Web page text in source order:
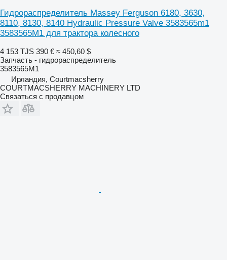
Гидрораспределитель Massey Ferguson 6180, 3630,
8110, 8130, 8140 Hydraulic Pressure Valve 3583565m1
3583565M1 для трактора колесного
4 153 TJS 390 € ≈ 450,60 $
Запчасть - гидрораспределитель
3583565M1
Ирландия, Courtmacsherry
COURTMACSHERRY MACHINERY LTD
Связаться с продавцом